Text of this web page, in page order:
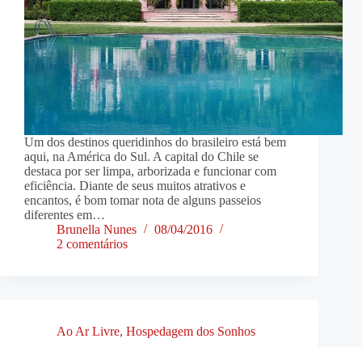
Um dos destinos queridinhos do brasileiro está bem
aqui, na América do Sul. A capital do Chile se
destaca por ser limpa, arborizada e funcionar com
eficiência. Diante de seus muitos atrativos e
encantos, é bom tomar nota de alguns passeios
diferentes em…
Brunella Nunes
08/04/2016
2 comentários
Ao Ar Livre, Hospedagem dos Sonhos